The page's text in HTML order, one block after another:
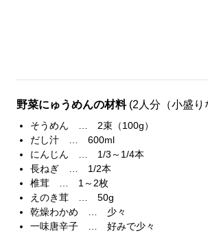
野菜にゅうめんの材料 (2人分（小盛
そうめん … 2束（100g）
だし汁 … 600ml
にんじん … 1/3～1/4本
長ねぎ … 1/2本
椎茸 … 1～2枚
えのき茸 … 50g
乾燥わかめ … 少々
一味唐辛子 … 好みで少々